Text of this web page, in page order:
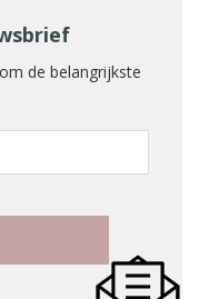
de belangrijkste